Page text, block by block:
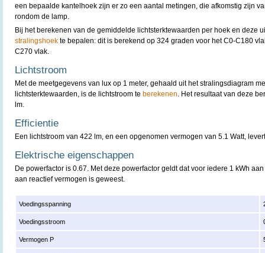
een bepaalde kantelhoek zijn er zo een aantal metingen, die afkomstig zijn
rondom de lamp.
Bij het berekenen van de gemiddelde lichtsterktewaarden per hoek en deze
stralingshoek te bepalen: dit is berekend op 324 graden voor het C0-C180
C270 vlak.
Lichtstroom
Met de meetgegevens van lux op 1 meter, gehaald uit het stralingsdiagram
lichtsterktewaarden, is de lichtstroom te berekenen. Het resultaat van deze
lm.
Efficientie
Een lichtstroom van 422 lm, en een opgenomen vermogen van 5.1 Watt,
Elektrische eigenschappen
De powerfactor is 0.67. Met deze powerfactor geldt dat voor iedere 1 kWh
aan reactief vermogen is geweest.
Voedingsspanning
Voedingsstroom
Vermogen P